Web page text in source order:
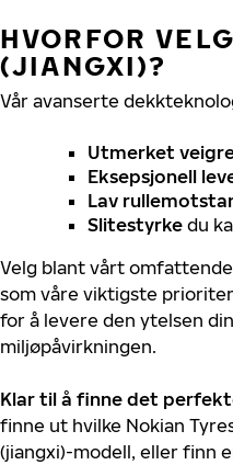
HVORFOR
(JIANGXI)?
Vår avanserte
Utmerket
Eksepsjonell
Lav
Slitestyrke du
Velg blant vårt
som våre viktigste
for å levere den ytelsen
miljøpåvirkningen.
Klar til å finne det
finne ut hvilke Nokian
(jiangxi)-modell, eller finn